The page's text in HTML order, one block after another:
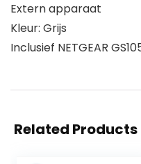
Extern apparaat
Kleur: Grijs
Inclusief NETGEAR
Related Products